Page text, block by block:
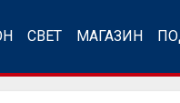
СВЕТ МАГАЗИН